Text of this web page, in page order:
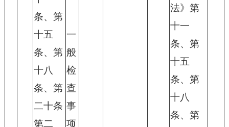
条、第
十五
条、第
十八
条、第
二十条
第二
一
般
检
查
事
项
法》第
十一
条、第
十五
条、第
十八
条、第